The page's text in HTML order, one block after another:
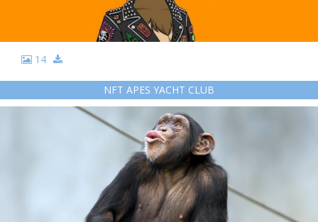
14
NFT APES YACHT CLUB